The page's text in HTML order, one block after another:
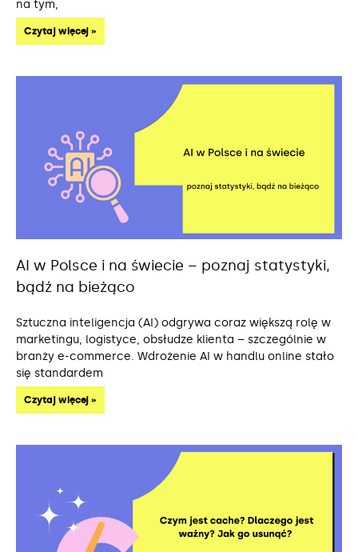
na tym,
Czytaj więcej »
AI w Polsce i na świecie – poznaj statystyki,
bądź na bieżąco
Sztuczna inteligencja (AI) odgrywa coraz większą rolę w
marketingu, logistyce, obsłudze klienta – szczególnie w
branży e-commerce. Wdrożenie AI w handlu online stało
się standardem
Czytaj więcej »